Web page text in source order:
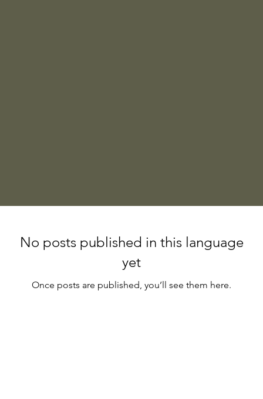
No posts published in this language
yet
Once posts are published, you’ll see them here.